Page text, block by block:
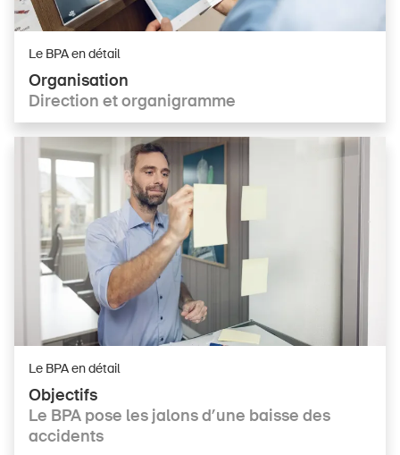
Organisation
Direction et organigramme
Le BPA en détail
Objectifs
Le BPA pose les jalons d’une baisse des
accidents
Le BPA en détail